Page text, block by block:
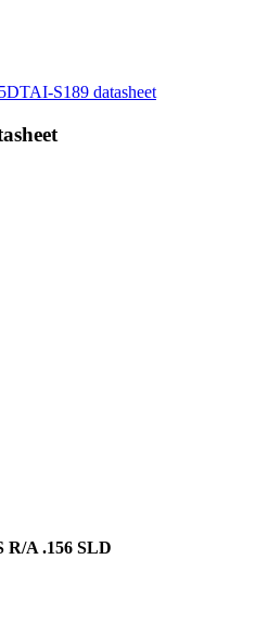
S189 datasheet
R/A .156 SLD